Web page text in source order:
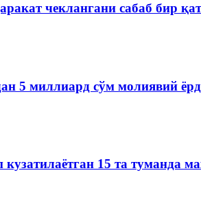
чеклангани сабаб бир
5 миллиард сўм молиявий
15 та туманда